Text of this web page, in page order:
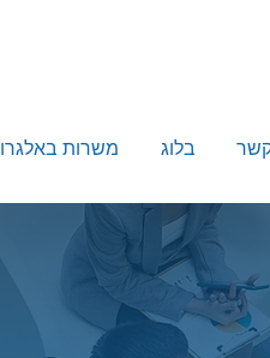
משרות באלגרו בלוג